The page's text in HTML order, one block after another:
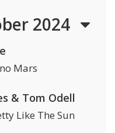
2024
Mars
& Tom Odell
Like The Sun